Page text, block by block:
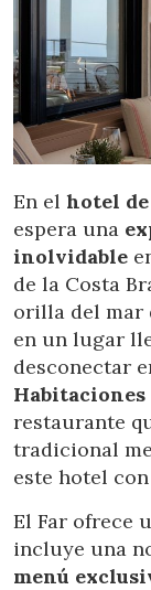
En el hotel
espera una
inolvidable
de la Costa
orilla del mar
en un lugar
desconectar
restaurante
tradicional
este hotel
El Far ofrece
incluye una
menú